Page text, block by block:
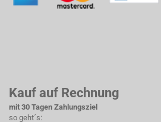
Kauf auf Rechnung
mit 30 Tagen Zahlungsziel
so geht´s: